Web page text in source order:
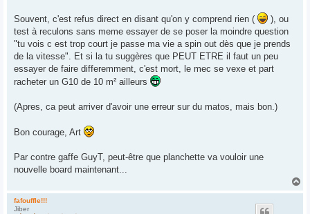
Souvent, c'est refus direct en disant qu'on y comprend rien (
), ou
test à reculons sans meme essayer de se poser la moindre question
"tu vois c est trop court je passe ma vie a spin out dès que je prends
de la vitesse". Et si la tu suggères que PEUT ETRE il faut un peu
essayer de faire differemment, c'est mort, le mec se vexe et part
racheter un G10 de 10 m² ailleurs
(Apres, ca peut arriver d'avoir une erreur sur du matos, mais bon.)
Bon courage, Art
Par contre gaffe GuyT, peut-être que planchette va vouloir une
nouvelle board maintenant...
fafouffle!!!
Jiber